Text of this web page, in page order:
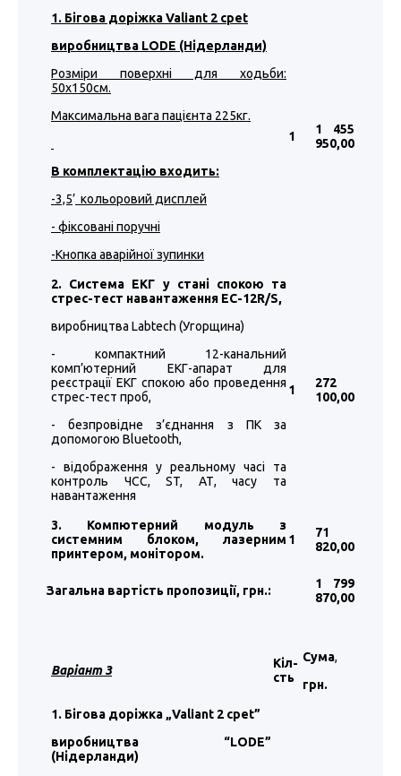
1. Бігова доріжка Valiant 2 cpet
виробництва LODE (Нідерланди)
Розміри поверхні для ходьби:
50х150см.
Максимальна вага пацієнта 225кг.
В комплектацію входить:
-3,5’ кольоровий дисплей
- фіксовані поручні
-Кнопка аварійної зупинки
1
1 455
950,00
2. Система ЕКГ у стані спокою та
стрес-тест навантаження EC-12R/S,
виробництва Labtech (Угорщина)
- компактний 12-канальний
комп’ютерний ЕКГ-апарат для
реєстрації ЕКГ спокою або проведення
стрес-тест проб,
- безпровідне з’єднання з ПК за
допомогою Bluetooth,
- відображення у реальному часі та
контроль ЧСС, ST, АТ, часу та
навантаження
1
272
100,00
3. Компютерний модуль з
системним блоком, лазерним
принтером, монітором.
1
71
820,00
Загальна вартість пропозиції, грн.:
1 799
870,00
Варіант 3
Кіл-
сть
Сума,
грн.
1. Бігова доріжка „Valiant 2 cpet”
виробництва “LODE”
(Нідерланди)